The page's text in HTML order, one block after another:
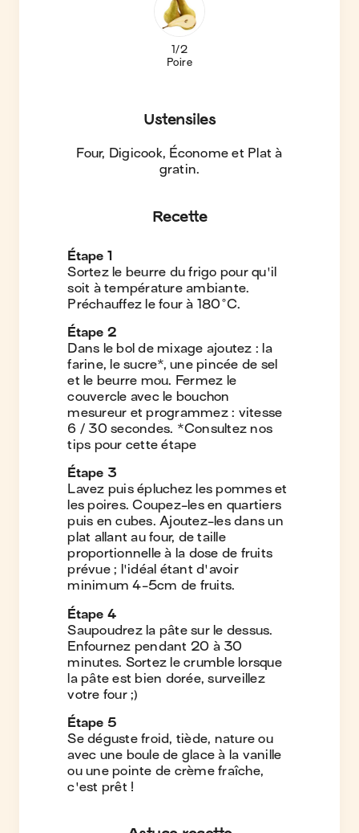
1/2
Poire
Ustensiles
Four, Digicook, Économe et Plat à
gratin.
Recette
Étape 1
Sortez le beurre du frigo pour qu'il
soit à température ambiante.
Préchauffez le four à 180°C.
Étape 2
Dans le bol de mixage ajoutez : la
farine, le sucre*, une pincée de sel
et le beurre mou. Fermez le
couvercle avec le bouchon
mesureur et programmez : vitesse
6 / 30 secondes. *Consultez nos
tips pour cette étape
Étape 3
Lavez puis épluchez les pommes et
les poires. Coupez-les en quartiers
puis en cubes. Ajoutez-les dans un
plat allant au four, de taille
proportionnelle à la dose de fruits
prévue ; l'idéal étant d'avoir
minimum 4-5cm de fruits.
Étape 4
Saupoudrez la pâte sur le dessus.
Enfournez pendant 20 à 30
minutes. Sortez le crumble lorsque
la pâte est bien dorée, surveillez
votre four ;)
Étape 5
Se déguste froid, tiède, nature ou
avec une boule de glace à la vanille
ou une pointe de crème fraîche,
c'est prêt !